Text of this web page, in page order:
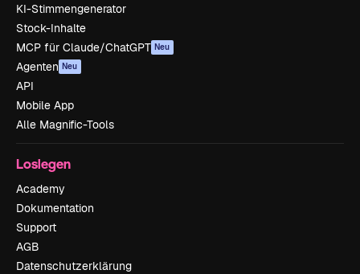
KI-Stimmengenerator
Stock-Inhalte
MCP für Claude/ChatGPT Neu
Agenten Neu
API
Mobile App
Alle Magnific-Tools
Loslegen
Academy
Dokumentation
Support
AGB
Datenschutzerklärung